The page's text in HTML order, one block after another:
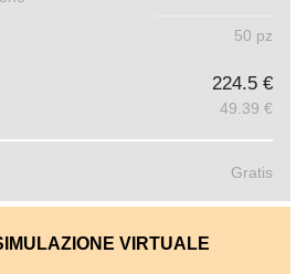
50 pz
224.5 €
49.39 €
Gratis
VIRTUALE